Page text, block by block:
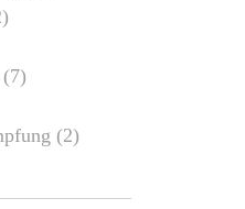
(7)
(2)